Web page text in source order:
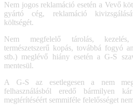
Nem jogos reklamáció esetén a Vevő
gyártó cég, reklamáció
költségét.
Nem megfelelő tárolás, kezelés,
természetszerű kopás, továbbá fogyó
stb.) meglévő hiány esetén a G-S
mentesül.
A G-S az esetlegesen a nem
felhasználásból eredő bármilyen
megtérítéséért semmiféle felelősséget